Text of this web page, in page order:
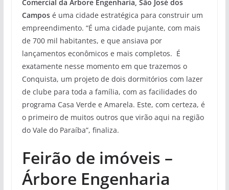
Comercial da Árbore Engenharia, São José dos
Camposé uma cidade estratégica para construir um
empreendimento. “É uma cidade pujante, com mais
de 700 mil habitantes, e que ansiava por
lançamentos econômicos e mais completos. É
exatamente nesse momento em que trazemos o
Conquista, um projeto de dois dormitórios com lazer
de clube para toda a família, com as facilidades do
programa Casa Verde e Amarela. Este, com certeza, é
o primeiro de muitos outros que virão aqui na região
do Vale do Paraíba”, finaliza.
Feirão de imóveis –
Árbore Engenharia